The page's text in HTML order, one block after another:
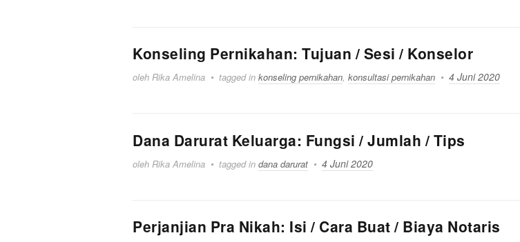
Konseling Pernikahan: Tujuan / Sesi / Konselor
oleh Rika Amelina tagged in konseling pernikahan, konsultasi pernikahan 4 Juni 2020
Dana Darurat Keluarga: Fungsi / Jumlah / Tips
oleh Rika Amelina tagged in dana darurat 4 Juni 2020
Perjanjian Pra Nikah: Isi / Cara Buat / Biaya Notaris